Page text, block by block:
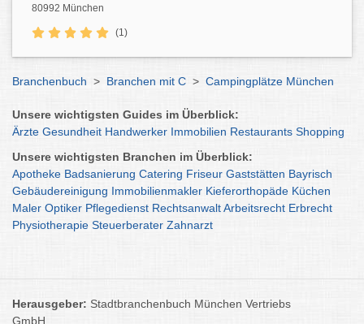
80992 München
(1)
Branchenbuch > Branchen mit C > Campingplätze München
Unsere wichtigsten Guides im Überblick:
Ärzte Gesundheit Handwerker Immobilien Restaurants Shopping
Unsere wichtigsten Branchen im Überblick:
Apotheke Badsanierung Catering Friseur Gaststätten Bayrisch
Gebäudereinigung Immobilienmakler Kieferorthopäde Küchen
Maler Optiker Pflegedienst RechtsanwaltArbeitsrecht Erbrecht
Physiotherapie Steuerberater Zahnarzt
Herausgeber: Stadtbranchenbuch München Vertriebs
GmbH